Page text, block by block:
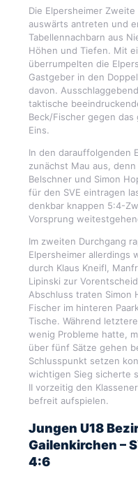
Die Elpersheimer
auswärts antreten und
Tabellennachbarn aus
Höhen und Tiefen. Mit
überrumpelten die
Gastgeber in den
davon.
taktische
Beck/Fischer gegen das
Eins.
In den darauffolgenden
zunächst Mau aus,
Belschner und Simon
für den SVE eintragen
denkbar knappen 5:4-
Vorsprung
Im zweiten Durchgang
Elpersheimer allerdings
durch Klaus Kneifl,
Lipinski zur
Abschluss traten Simon
Fischer im hinteren
Tische. Während
wenig Probleme hatte,
über fünf Sätze gehen
Schlusspunkt setzen
wichtigen Sieg sicherte
II vorzeitig den
befreit aufspielen.
Jungen U18
Gailenkirchen –
4:6